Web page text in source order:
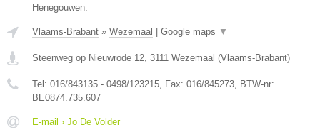
Henegouwen.
Vlaams-Brabant » Wezemaal Google maps ▼
Steenweg op Nieuwrode 12 3111 Wezemaal (Vlaams-Brabant)
Tel: 016/843135 - 0498/123215 , Fax: 016/845273 , BTW-nr:
BE0874.735.607
E-mail › Jo De Volder